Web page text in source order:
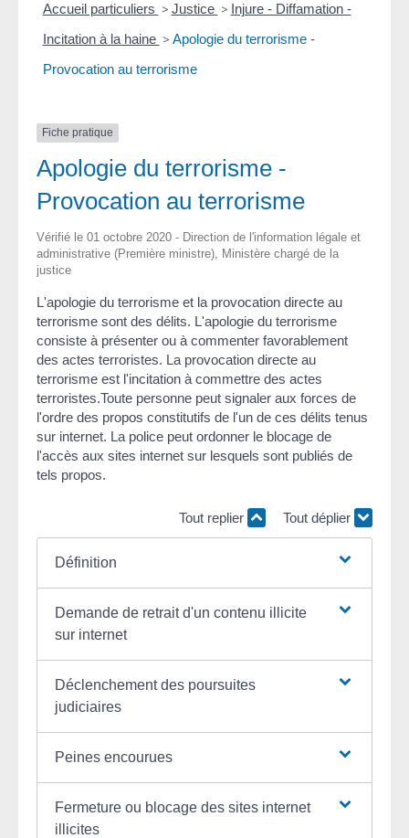
Accueil particuliers > Justice > Injure - Diffamation -
Incitation à la haine > Apologie du terrorisme -
Provocation au terrorisme
Fiche pratique
Apologie du terrorisme -
Provocation au terrorisme
Vérifié le 01 octobre 2020 - Direction de l'information légale et
administrative (Première ministre), Ministère chargé de la
justice
L'apologie du terrorisme et la provocation directe au
terrorisme sont des délits. L'apologie du terrorisme
consiste à présenter ou à commenter favorablement
des actes terroristes. La provocation directe au
terrorisme est l'incitation à commettre des actes
terroristes.Toute personne peut signaler aux forces de
l'ordre des propos constitutifs de l'un de ces délits tenus
sur internet. La police peut ordonner le blocage de
l'accès aux sites internet sur lesquels sont publiés de
tels propos.
Tout replier Tout déplier
Définition
Demande de retrait d'un contenu illicite
sur internet
Déclenchement des poursuites
judiciaires
Peines encourues
Fermeture ou blocage des sites internet
illicites